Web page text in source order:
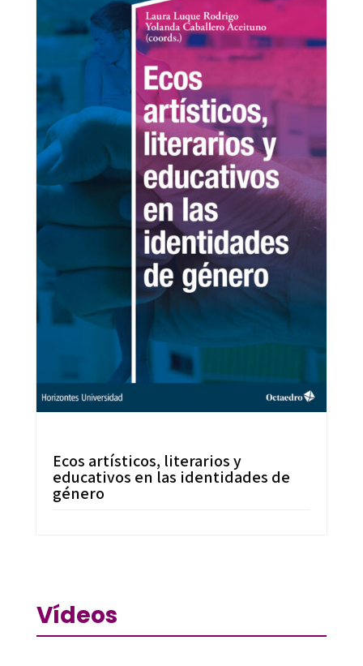
Ecos artísticos, literarios y
educativos en las identidades de
género
Vídeos